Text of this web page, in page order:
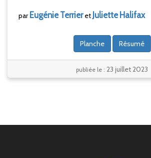
par EugénieTerrieretJuliette Halifax
Planche Résumé
publiée le : 23 juillet 2023